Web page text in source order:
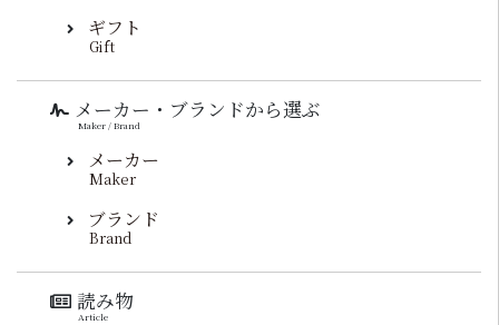
ギフト
Gift
メーカー・ブランドから選ぶ
Maker / Brand
メーカー
Maker
ブランド
Brand
読み物
Article